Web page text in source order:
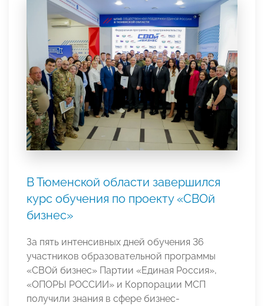
В Тюменской области завершился
курс обучения по проекту «СВОй
бизнес»
За пять интенсивных дней обучения 36
участников образовательной программы
«СВОй бизнес» Партии «Единая Россия»,
«ОПОРЫ РОССИИ» и Корпорации МСП
получили знания в сфере бизнес-